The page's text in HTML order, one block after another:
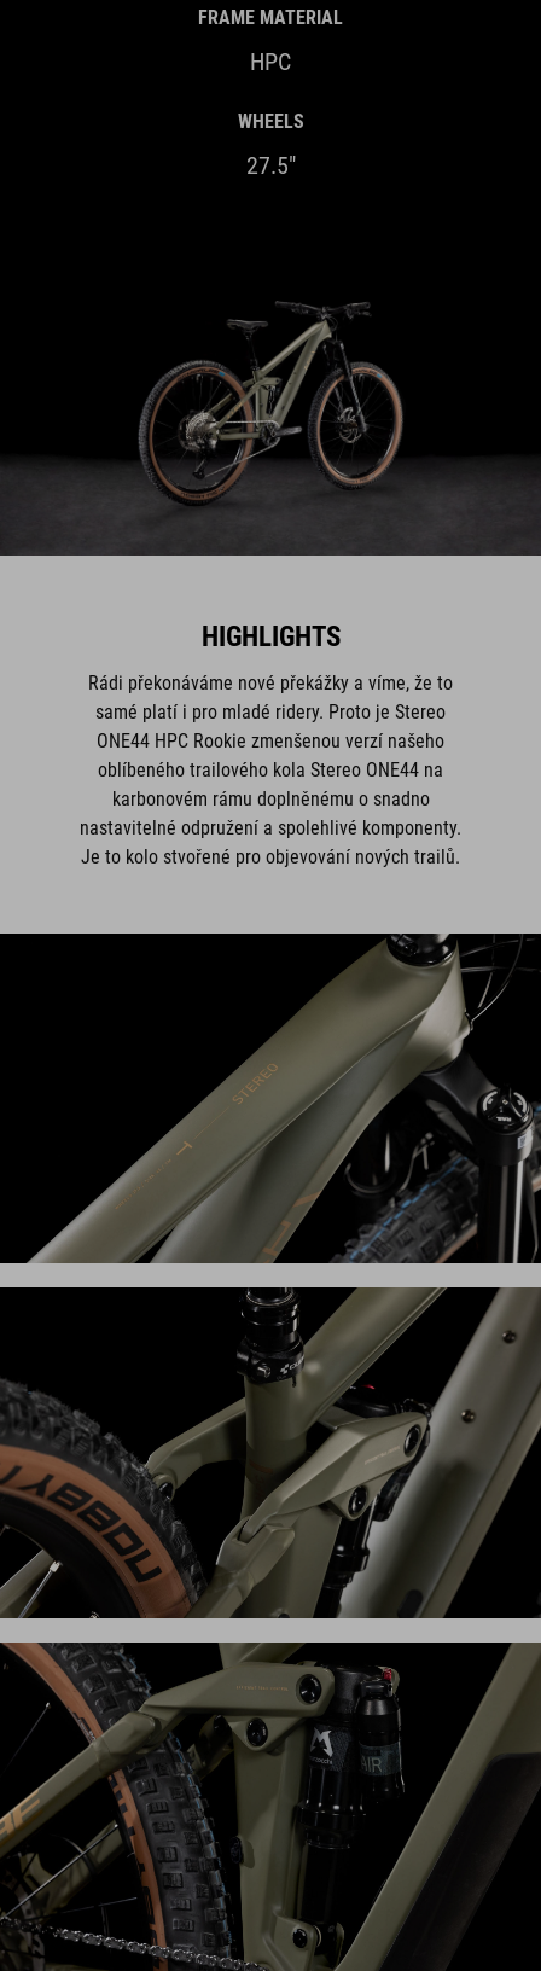
FRAME MATERIAL
HPC
WHEELS
27.5"
HIGHLIGHTS
Rádi překonáváme nové překážky a víme, že to
samé platí i pro mladé ridery. Proto je Stereo
ONE44 HPC Rookie zmenšenou verzí našeho
oblíbeného trailového kola Stereo ONE44 na
karbonovém rámu doplněnému o snadno
nastavitelné odpružení a spolehlivé komponenty.
Je to kolo stvořené pro objevování nových trailů.